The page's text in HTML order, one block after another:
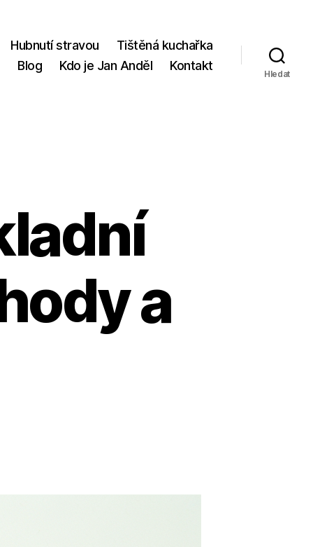
Hubnutí stravou
Tištěná kuchařka
Blog Kdo je Jan Anděl Kontakt
Hledat
a